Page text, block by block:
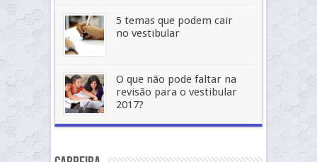
5 temas que podem cair
no vestibular
O que não pode faltar na
revisão para o vestibular
2017?